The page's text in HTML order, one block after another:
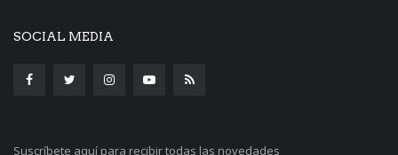
SOCIAL MEDIA
Suscríbete aquí para recibir todas las novedades